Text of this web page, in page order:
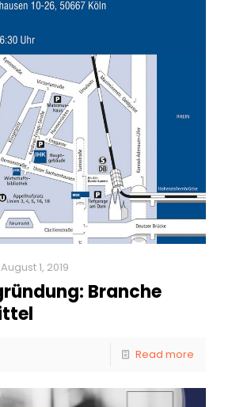
August 1, 2019
Branche
Read more